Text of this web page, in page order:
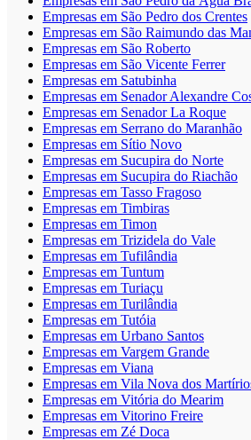
Empresas em São Pedro dos Crentes
Empresas em São Raimundo das
Empresas em São Roberto
Empresas em São Vicente Ferrer
Empresas em Satubinha
Empresas em Senador Alexandre
Empresas em Senador La Roque
Empresas em Serrano do Maranhão
Empresas em Sítio Novo
Empresas em Sucupira do Norte
Empresas em Sucupira do Riachão
Empresas em Tasso Fragoso
Empresas em Timbiras
Empresas em Timon
Empresas em Trizidela do Vale
Empresas em Tufilândia
Empresas em Tuntum
Empresas em Turiaçu
Empresas em Turilândia
Empresas em Tutóia
Empresas em Urbano Santos
Empresas em Vargem Grande
Empresas em Viana
Empresas em Vila Nova dos
Empresas em Vitória do Mearim
Empresas em Vitorino Freire
Empresas em Zé Doca